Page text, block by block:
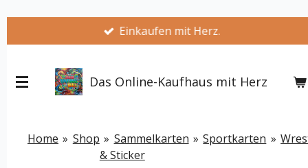
springen
Einkaufen mit Herz.
Das Online-Kaufhaus mit Herz
Home » Shop » Sammelkarten
& Sticker
» Sportkarten »